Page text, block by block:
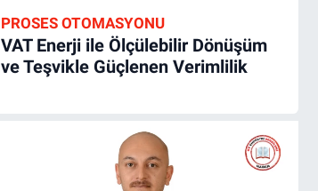
PROSES OTOMASYONU
VAT Enerji ile Ölçülebilir Dönüşüm
ve Teşvikle Güçlenen Verimlilik